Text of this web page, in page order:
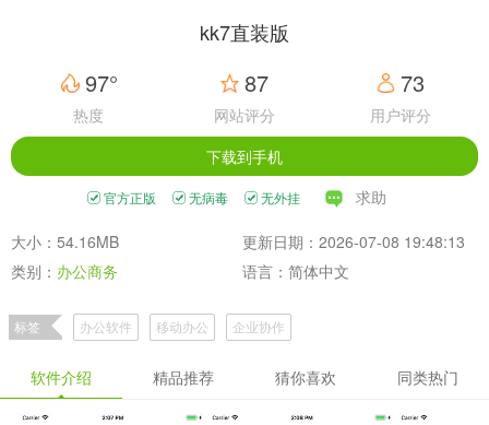
kk7直装版
97°
热度
87
网站评分
73
用户评分
下载到手机
官方正版 无病毒 无外挂 求助
大小：54.16MB
更新日期：2026-07-08 19:48:13
类别： 办公商务 语言：简体中文
标签 办公软件 移动办公 企业协作
软件介绍 精品推荐 猜你喜欢 同类热门